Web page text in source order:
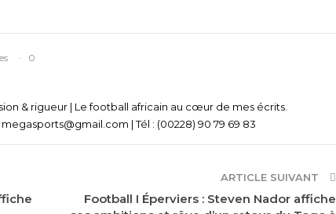
0
& rigueur | Le football africain au cœur de mes écrits.
| Tél : (00228) 90 79 69 83
ARTICLE SUIVANT
Football I Éperviers : Steven Nador affiche